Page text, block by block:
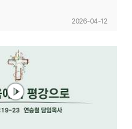
2026-04-12